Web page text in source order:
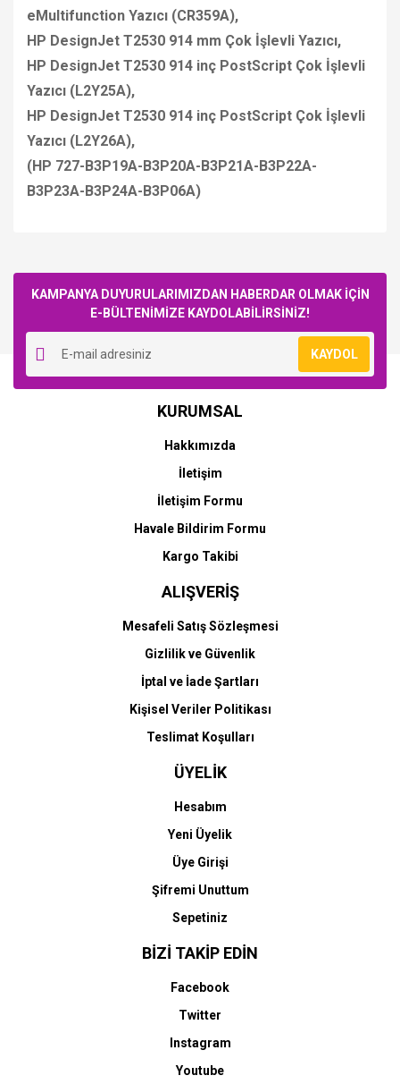
eMultifunction Yazıcı (CR359A),
HP DesignJet T2530 914 mm Çok İşlevli Yazıcı,
HP DesignJet T2530 914 inç PostScript Çok İşlevli
Yazıcı (L2Y25A),
HP DesignJet T2530 914 inç PostScript Çok İşlevli
Yazıcı (L2Y26A),
(HP 727-B3P19A-B3P20A-B3P21A-B3P22A-
B3P23A-B3P24A-B3P06A)
Yorum Yaz
T930-T1500-T1530-
Kırmızı Kartuşu
8.124,65 TL
HP 727-B3P21A (T920-
T930-T1500-T1530-
T2500-T2530) Orjinal
HP
HP 727-B3P22A (T920-
T930-T1500-T1530-
T2500-T2530) Orjinal
Mat Siyah Kartuşu
8.124,65 TL
HP 727-B3P23A (T920-
T930-T1500-T1530-
Fotoğraf Siyah Kartuşu
HP
HP 727-B3P24A (T920-
T930-T1500-T1530-
Gri Kartuşu
KAMPANYA DUYURULARIMIZDAN HABERDAR OLMAK İÇİN
E-BÜLTENİMİZE KAYDOLABİLİRSİNİZ!
KAYDOL
KURUMSAL
Hakkımızda
İletişim
İletişim Formu
Havale Bildirim Formu
Kargo Takibi
ALIŞVERİŞ
Mesafeli Satış Sözleşmesi
Gizlilik ve Güvenlik
İptal ve İade Şartları
Kişisel Veriler Politikası
Teslimat Koşulları
ÜYELİK
Hesabım
Yeni Üyelik
Üye Girişi
Şifremi Unuttum
Sepetiniz
BİZİ TAKİP EDİN
Facebook
Twitter
Instagram
Youtube